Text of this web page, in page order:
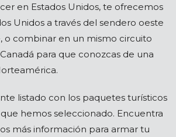
en Estados Unidos, te ofrecemos
Unidos a través del sendero oeste
o combinar en un mismo circuito
para que conozcas de una
listado con los paquetes turísticos
hemos seleccionado. Encuentra
más información para armar tu